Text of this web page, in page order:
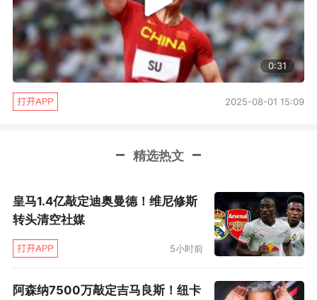
0:31
2025-08-01 15:09
精选热文
皇马1.4亿敲定迪奥曼德！维尼修斯
转头清空社媒
5小时前
阿森纳7500万敲定吉马良斯！纽卡